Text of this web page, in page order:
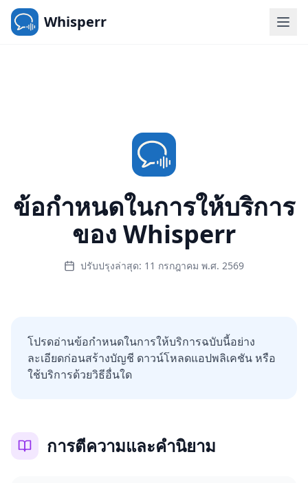
Whisperr
ข้อกำหนดในการให้บริการ
ของ Whisperr
ปรับปรุงล่าสุด: 11 กรกฎาคม พ.ศ. 2569
โปรดอ่านข้อกำหนดในการให้บริการฉบับนี้อย่าง
ละเอียดก่อนสร้างบัญชี ดาวน์โหลดแอปพลิเคชัน หรือ
ใช้บริการด้วยวิธีอื่นใด
การตีความและคำนิยาม